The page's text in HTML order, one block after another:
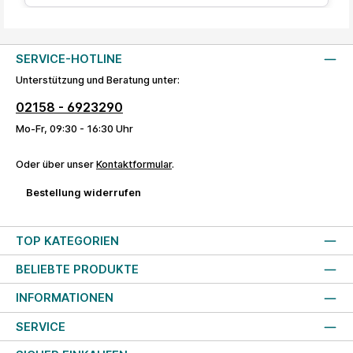
SERVICE-HOTLINE
Unterstützung und Beratung unter:
02158 - 6923290
Mo-Fr, 09:30 - 16:30 Uhr
Oder über unser Kontaktformular.
Bestellung widerrufen
TOP KATEGORIEN
BELIEBTE PRODUKTE
INFORMATIONEN
SERVICE